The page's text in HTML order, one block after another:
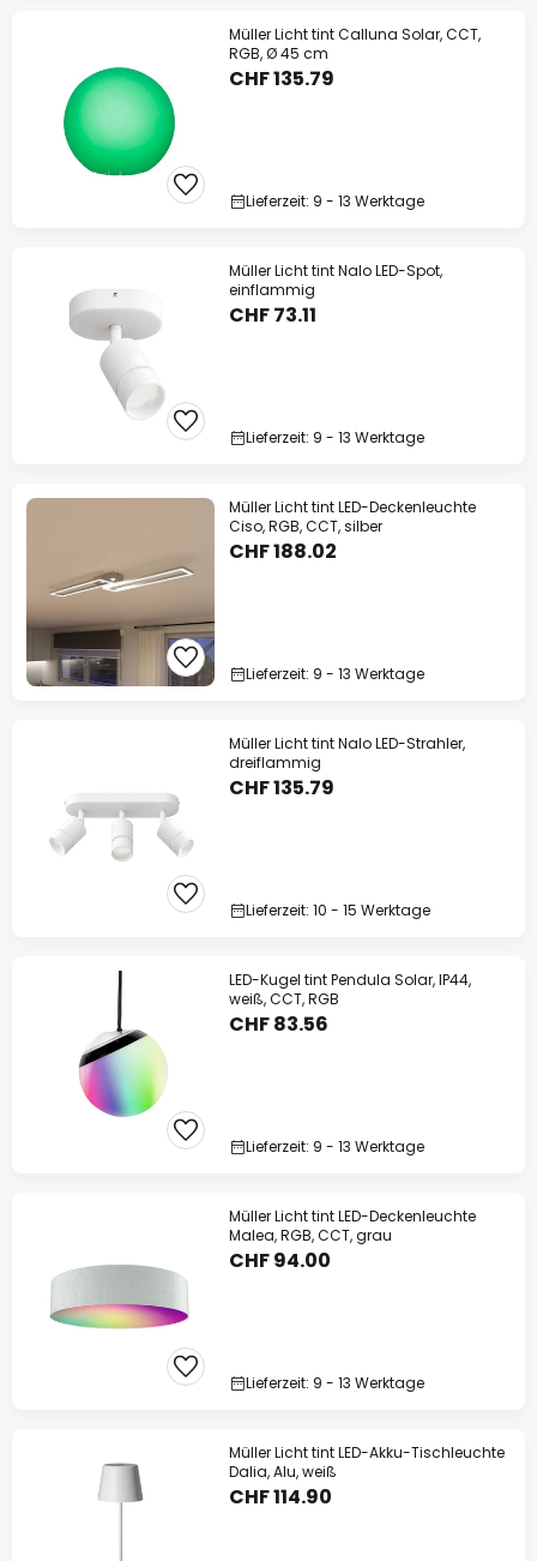
Müller Licht tint Calluna Solar, CCT,
RGB, Ø 45 cm
CHF 135.79
Lieferzeit: 9 - 13 Werktage
Müller Licht tint Nalo LED-Spot,
einflammig
CHF 73.11
Lieferzeit: 9 - 13 Werktage
Müller Licht tint LED-Deckenleuchte
Ciso, RGB, CCT, silber
CHF 188.02
Lieferzeit: 9 - 13 Werktage
Müller Licht tint Nalo LED-Strahler,
dreiflammig
CHF 135.79
Lieferzeit: 10 - 15 Werktage
LED-Kugel tint Pendula Solar, IP44,
weiß, CCT, RGB
CHF 83.56
Lieferzeit: 9 - 13 Werktage
Müller Licht tint LED-Deckenleuchte
Malea, RGB, CCT, grau
CHF 94.00
Lieferzeit: 9 - 13 Werktage
Müller Licht tint LED-Akku-Tischleuchte
Dalia, Alu, weiß
CHF 114.90